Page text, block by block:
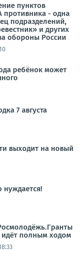
пунктов
противника - одна
подразделений,
и других
обороны России
ребёнок может
7 августа
выходит на новый
нуждается!
идёт полным ходом